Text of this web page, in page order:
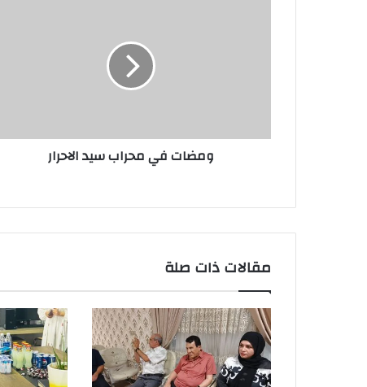
ومضات في محراب سيد الاحرار
مقالات ذات صلة